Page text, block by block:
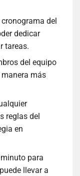
del
dedicar
tareas.
del equipo
más
reglas del
en
para
llevar a